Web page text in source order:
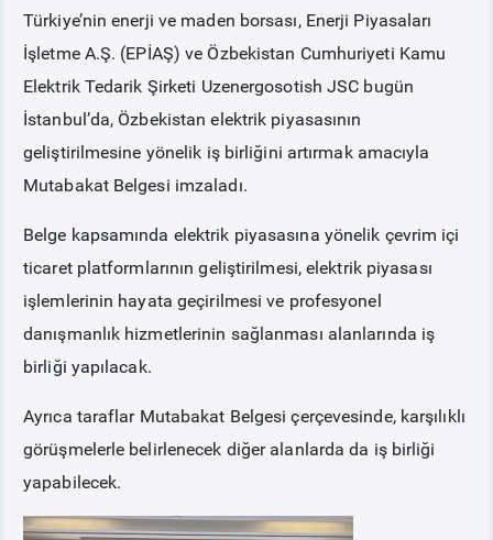
PİYASAKAYITSÜRECİ
SERBEST TÜKETİCİ
MALİ UZLAŞTIRMA
TEMİNAT
BÜLTENLER
DUYURULAR
Türkiye’nin enerji ve maden borsası, Enerji Piyasaları
İşletme A.Ş. (EPİAŞ) ve Özbekistan Cumhuriyeti Kamu
Elektrik Tedarik Şirketi Uzenergosotish JSC bugün
İstanbul’da, Özbekistan elektrik piyasasının
geliştirilmesine yönelik iş birliğini artırmak amacıyla
Mutabakat Belgesi imzaladı.
Belge kapsamında elektrik piyasasına yönelik çevrim içi
ticaret platformlarının geliştirilmesi, elektrik piyasası
işlemlerinin hayata geçirilmesi ve profesyonel
danışmanlık hizmetlerinin sağlanması alanlarında iş
birliği yapılacak.
Ayrıca taraflar Mutabakat Belgesi çerçevesinde, karşılıklı
görüşmelerle belirlenecek diğer alanlarda da iş birliği
yapabilecek.